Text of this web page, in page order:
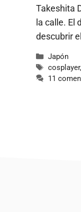
Takeshita
la calle. El
descubrir
Categorías
Japón
Etiquetas
cosplayer
11